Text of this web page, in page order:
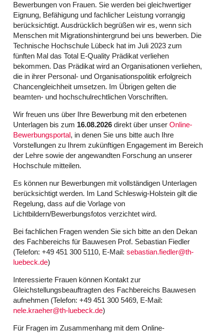
Bewerbungen von Frauen. Sie werden bei gleichwertiger
Eignung, Befähigung und fachlicher Leistung vorrangig
berücksichtigt. Ausdrücklich begrüßen wir es, wenn sich
Menschen mit Migrationshintergrund bei uns bewerben. Die
Technische Hochschule Lübeck hat im Juli 2023 zum
fünften Mal das Total E-Quality Prädikat verliehen
bekommen. Das Prädikat wird an Organisationen verliehen,
die in ihrer Personal- und Organisationspolitik erfolgreich
Chancengleichheit umsetzen. Im Übrigen gelten die
beamten- und hochschulrechtlichen Vorschriften.
Wir freuen uns über Ihre Bewerbung mit den erbetenen
Unterlagen bis zum 16.08.2026direkt über unser Online-
Bewerbungsportal, in denen Sie uns bitte auch Ihre
Vorstellungen zu Ihrem zukünftigen Engagement im Bereich
der Lehre sowie der angewandten Forschung an unserer
Hochschule mitteilen.
Es können nur Bewerbungen mit vollständigen Unterlagen
berücksichtigt werden. Im Land Schleswig-Holstein gilt die
Regelung, dass auf die Vorlage von
Lichtbildern/Bewerbungsfotos verzichtet wird.
Bei fachlichen Fragen wenden Sie sich bitte an den Dekan
des Fachbereichs für Bauwesen Prof. Sebastian Fiedler
(Telefon: +49 451 300 5110, E-Mail: sebastian.fiedler@th-
luebeck.de)
Interessierte Frauen können Kontakt zur
Gleichstellungsbeauftragten des Fachbereichs Bauwesen
aufnehmen (Telefon: +49 451 300 5469, E-Mail:
nele.kraeher@th-luebeck.de)
Für Fragen im Zusammenhang mit dem Online-